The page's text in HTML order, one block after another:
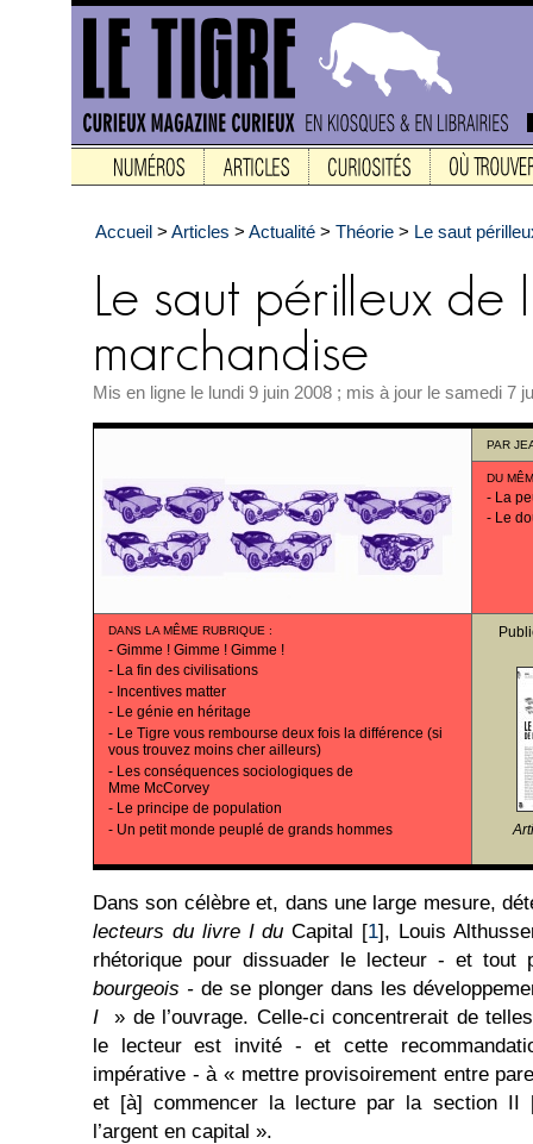
Accueil > Articles > Actualité > Théorie > Le saut
Mis en ligne le lundi 9 juin 2008 ; mis à jour le samedi 7
PAR
DU
- La
- Le
DANS LA MÊME RUBRIQUE :
- Gimme ! Gimme ! Gimme !
- La fin des civilisations
- Incentives matter
- Le génie en héritage
- Le Tigre vous rembourse deux fois la différence (si
vous trouvez moins cher ailleurs)
- Les conséquences sociologiques de
Mme McCorvey
- Le principe de population
- Un petit monde peuplé de grands hommes
Dans son célèbre et, dans une large mesure,
lecteurs du livre I duCapital [1], Louis
rhétorique pour dissuader le lecteur - et tout
bourgeois - de se plonger dans les
I
» de l’ouvrage. Celle-ci concentrerait de
le lecteur est invité - et cette
impérative - à « mettre provisoirement entre
et [à] commencer la lecture par la section II
l’argent en capital ».